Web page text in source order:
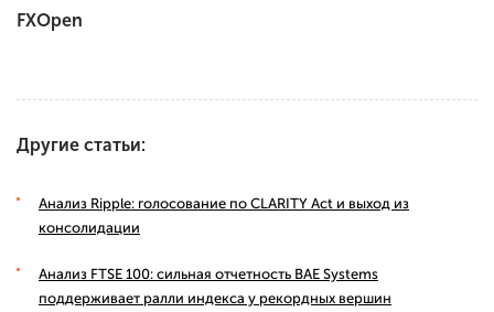
FXOpen
Другие статьи:
Анализ Ripple: голосование по CLARITY Act и выход из
консолидации
Анализ FTSE 100: сильная отчетность BAE Systems
поддерживает ралли индекса у рекордных вершин